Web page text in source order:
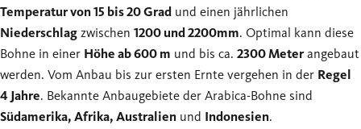
Temperatur von 15 bis 20 Grad und einen jährlichen
Niederschlag zwischen 1200 und 2200mm. Optimal kann diese
Bohne in einer Höhe ab 600 m und bis ca. 2300 Meterangebaut
werden. Vom Anbau bis zur ersten Ernte vergehen in der Regel
4 Jahre. Bekannte Anbaugebiete der Arabica-Bohne sind
Südamerika, Afrika, Australien und Indonesien.